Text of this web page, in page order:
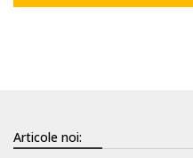
Articole noi: